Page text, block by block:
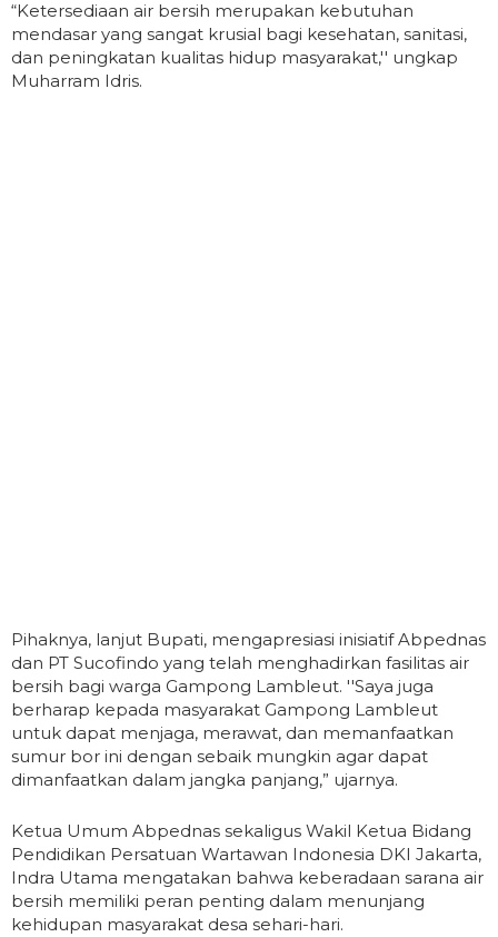
“Ketersediaan air bersih merupakan kebutuhan
mendasar yang sangat krusial bagi kesehatan, sanitasi,
dan peningkatan kualitas hidup masyarakat,'' ungkap
Muharram Idris.
Pihaknya, lanjut Bupati, mengapresiasi inisiatif Abpednas
dan PT Sucofindo yang telah menghadirkan fasilitas air
bersih bagi warga Gampong Lambleut. ''Saya juga
berharap kepada masyarakat Gampong Lambleut
untuk dapat menjaga, merawat, dan memanfaatkan
sumur bor ini dengan sebaik mungkin agar dapat
dimanfaatkan dalam jangka panjang,” ujarnya.
Ketua Umum Abpednas sekaligus Wakil Ketua Bidang
Pendidikan Persatuan Wartawan Indonesia DKI Jakarta,
Indra Utama mengatakan bahwa keberadaan sarana air
bersih memiliki peran penting dalam menunjang
kehidupan masyarakat desa sehari-hari.